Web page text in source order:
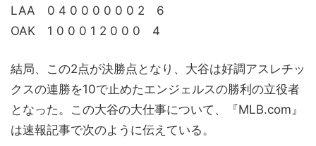
LAA 0 4 0 0 0 0 0 0 2 6
OAK 1 0 0 0 1 2 0 0 0 4
結局、この2点が決勝点となり、大谷は好調アスレチッ
クスの連勝を10で止めたエンジェルスの勝利の立役者
となった。この大谷の大仕事について、『MLB.com』
は速報記事で次のように伝えている。